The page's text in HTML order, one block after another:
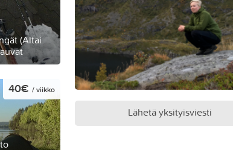
(Altai
40€ / viikko
Lähetä yksityisviesti